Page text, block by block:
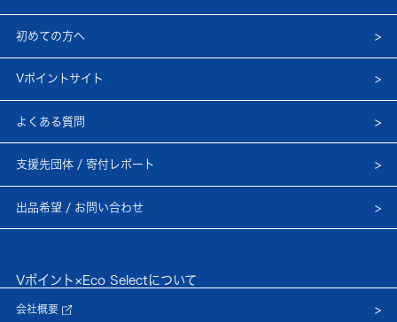
初めての方へ
Vポイントサイト
よくある質問
支援先団体 / 寄付レポート
出品希望 / お問い合わせ
Vポイント×Eco Selectについて
会社概要